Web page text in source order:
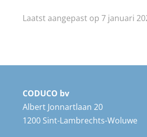
Laatst aangepast op 7 januari
CODUCO bv
Albert Jonnartlaan 20
1200 Sint-Lambrechts-Woluwe